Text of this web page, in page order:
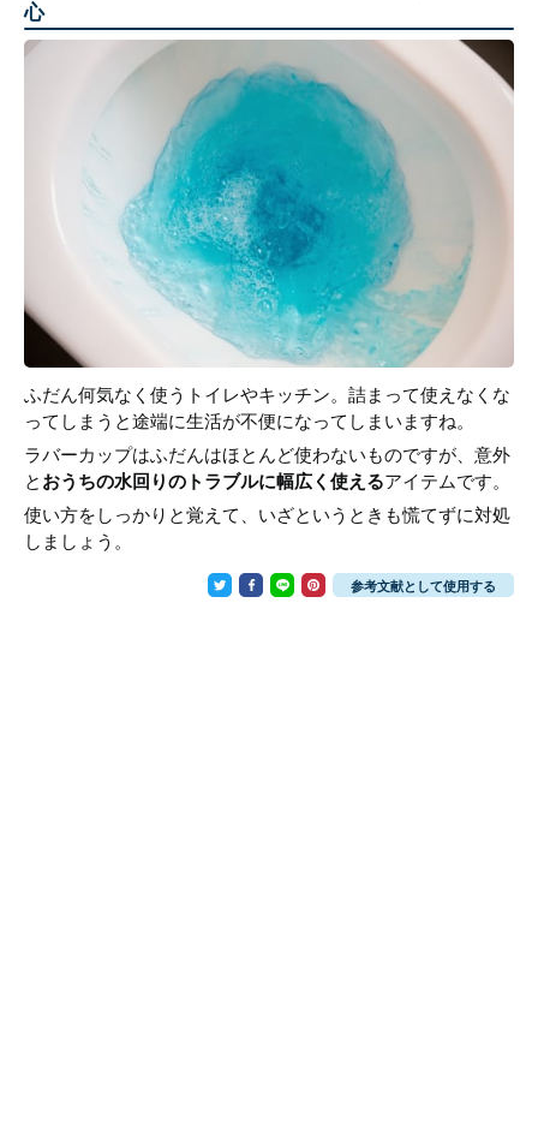
心
ふだん何気なく使うトイレやキッチン。詰まって使えなくな
ってしまうと途端に生活が不便になってしまいますね。
ラバーカップはふだんはほとんど使わないものですが、意外
と おうちの水回りのトラブルに幅広く使えるアイテムです。
使い方をしっかりと覚えて、いざというときも慌てずに対処
しましょう。
参考文献として使用する